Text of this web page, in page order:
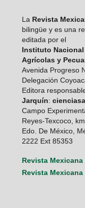
LaRevista
bilingüe y es una
editada por el
Instituto
Agrícolas y
Avenida Progreso
Delegación
Editora
Jarquín:
Campo
Reyes-Texcoco,
Edo. De México,
2222 Ext 85353
Revista
Revista